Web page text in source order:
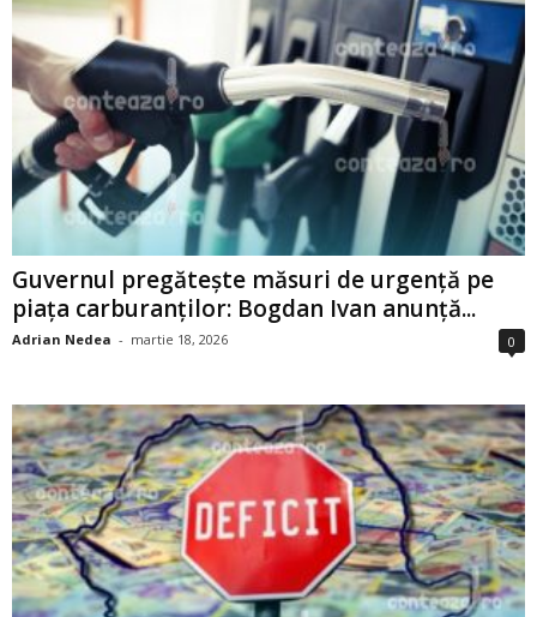
Guvernul pregătește măsuri de urgență pe
piața carburanților: Bogdan Ivan anunță...
Adrian Nedea - martie 18, 2026 0